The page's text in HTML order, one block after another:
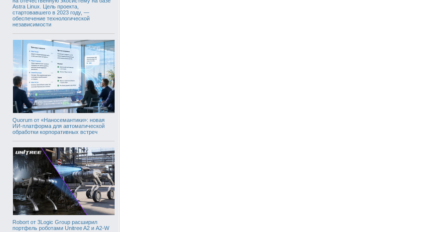
Astra Linux. Цель проекта,
стартовавшего в 2023 году, —
обеспечение технологической
независимости
Quorum от «Наносемантики»: новая
ИИ-платформа для автоматической
обработки корпоративных встреч
Robort от 3Logic Group расширил
портфель роботами Unitree A2 и A2-W